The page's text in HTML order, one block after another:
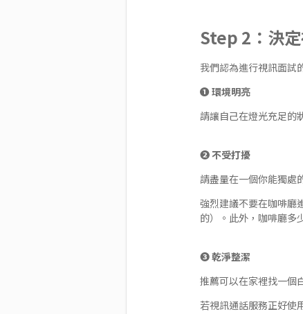
Step 2：決
我們認為進行視訊面試
❶ 環境明亮
請讓自己在燈光充足的
❷ 不受打擾
請盡量在一個你能獨處
強烈建議不要在咖啡廳
的）。此外，咖啡廳多
❸ 乾淨整潔
推薦可以在家裡找一個
若視訊通話服務正好使